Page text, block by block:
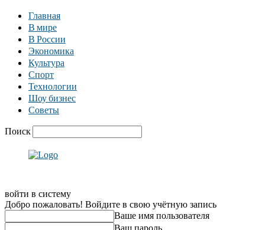
Главная
В мире
В России
Экономика
Культура
Спорт
Технологии
Шоу бизнес
Советы
Поиск
войти в систему
Добро пожаловать! Войдите в свою учётную запись
Ваше имя пользователя
Ваш пароль